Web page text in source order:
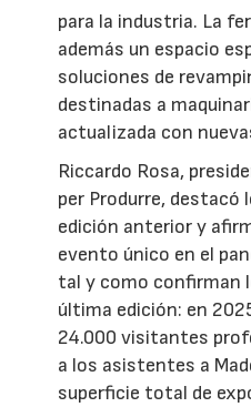
para la industria. La
además un espacio
soluciones de
destinadas a
actualizada con
Riccardo Rosa,
per Produrre, destacó
edición anterior y
evento único en el
tal y como confirman
última edición: en
24.000 visitantes
a los asistentes a
superficie total de